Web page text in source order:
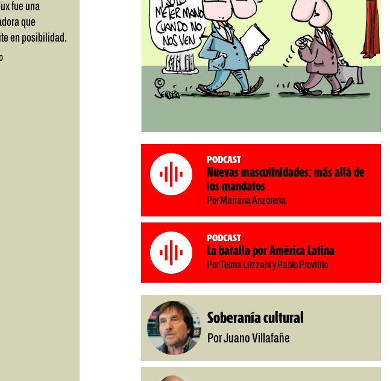
fue una
que
en posibilidad.
Podcast
Nuevas masculinidades: más allá de
los mandatos
Por Mariana Anzorena
Podcast
La batalla por América Latina
Por Telma Luzzani y Pablo Provitilo
Soberanía cultural
Por Juano Villafañe